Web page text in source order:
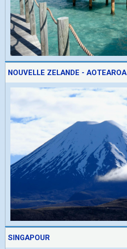
NOUVELLE ZELANDE -
SINGAPOUR